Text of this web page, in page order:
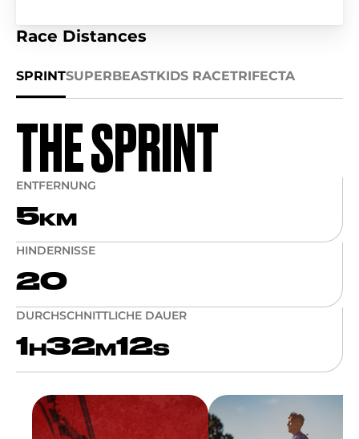
Race Distances
SPRINTSUPERBEASTKIDS RACETRIFECTA
THE SPRINT
ENTFERNUNG
5 KM
HINDERNISSE
20
DURCHSCHNITTLICHE DAUER
1 H 32 M 12S